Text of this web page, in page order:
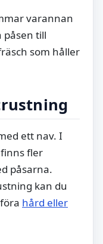
varannan
påsen till
som håller
ett nav. I
finns fler
påsarna.
kan du
hård eller